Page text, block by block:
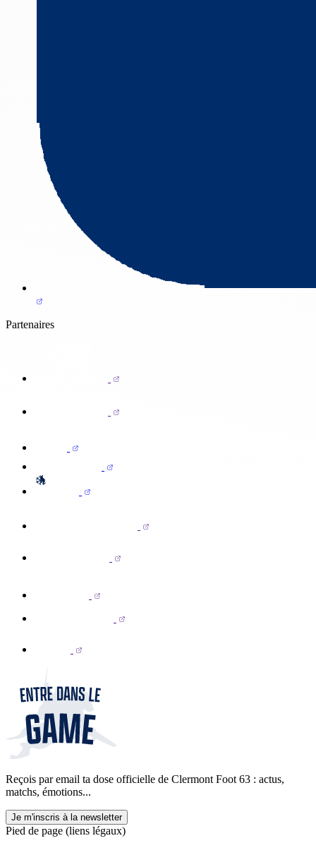
Partenaires
Reçois par email ta dose officielle de Clermont Foot 63 : actus,
matchs, émotions...
Je m'inscris à la newsletter
Pied de page (liens légaux)